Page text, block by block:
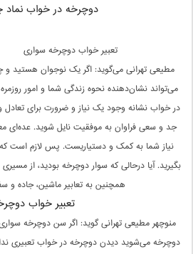
دوچرخه در خواب
تعبیر خواب دوچرخه سواری
مطیعی تهرانی می‌گوید: اگر یک نوجوان هستید و
می‌تواند نشان‌دهنده نحوه زندگی شما و امور
در خواب نشانه وجود یک‌ نیاز و ضرورت برای
جد و سعی فراوان به موفقیت نایل‌ شوید. عده‌ای
نیاز شما به کمک و دستیاریست. پس لازم است که‌
بگیرید. آیا درحالی که سوار دوچرخه بودید، از
همچنین به تعابیر ماشین، جاده و
تعبیر خواب
منوچهر مطیعی تهرانی گوید: اگر سن دوچرخه
دوچرخه می‌شوید دیدن دوچرخه در خواب تعبیری ندارد